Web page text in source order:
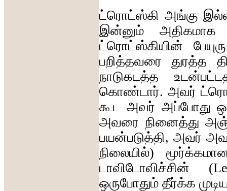
ட்ரொட்ஸ்கி அங்கு
இன்னும்
அதிகமாக
ட்ரொட்ஸ்கியின்
பேயுரு
பறித்தவரை
துரத்த
நாடுகடத்த
கொண்டார். அவர்
கூட அவர் அப்போது
அவரை நினைத்து
பயன்படுத்தி, அவர்
நிலையில்)
டாவிடோவிச்சின்
ஒருபோதும் தீர்க்க